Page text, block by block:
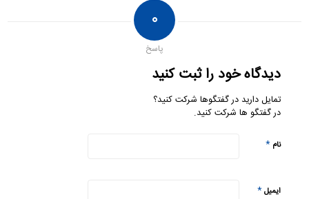
۰
پاسخ
دیدگاه خود را ثبت کنید
تمایل دارید در گفتگوها شرکت کنید؟
در گفتگو ها شرکت کنید.
نام*
ایمیل*